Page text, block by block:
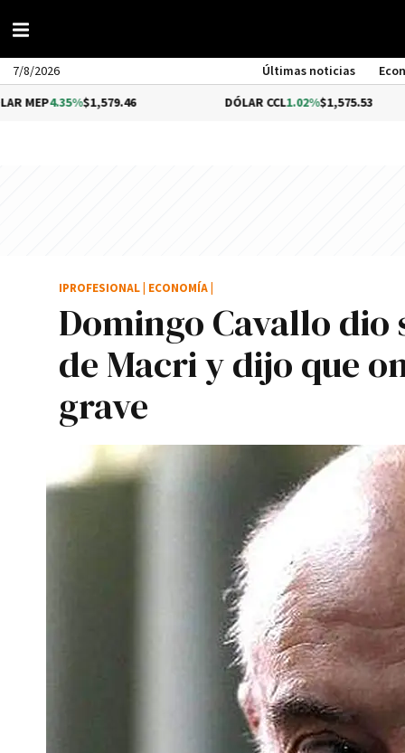
7/8/2026 Últimas noticias
$1,579.46 1.02%$1,575.53
Domingo Cavallo
de Macri y dijo que
grave
IPROFESIONAL ECONOMÍA